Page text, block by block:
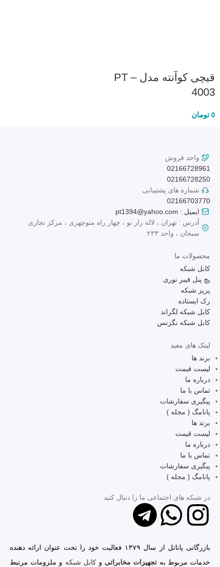
قیچی کوآنته مدل PT –
4003
0 تومان
واحد فروش
02166728961
02166728250
شماره های پشتیبانی
02166703770
ایمیل : pt1394@yahoo.com
آدرس : تهران ، لاله زار نو ، چهار راه منوچهری ، مرکز تجاری
سبحان ، واحد ۲۳۳
محصولات ما
کابل شبکه
پچ پنل فیبر نوری
پریز شبکه
رک ایستاده
کابل شبکه لگراند
کابل شبکه نگزنس
لینک های مفید
برند ها
لیست قیمت
درباره ما
تماس با ما
پیگیری سفارشات
پانامگ ( مجله )
برند ها
لیست قیمت
درباره ما
تماس با ما
پیگیری سفارشات
پانامگ ( مجله )
در شبکه ‌های اجتماعی ما را دنبال کنید
بازرگانی پاناتل از سال ۱۳۷۹ فعالیت خود را تحت عنوان ارائه دهنده
خدمات مربوط به تجهیزات مخابراتی وکابل شبکه و ملزومات مرتبط